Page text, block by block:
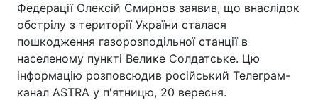
Федерації Олексій Смирнов заявив, що внаслідок
обстрілу з території України сталася
пошкодження газорозподільної станції в
населеному пункті Велике Солдатське. Цю
інформацію розповсюдив російський Телеграм-
канал ASTRA у п'ятницю, 20 вересня.